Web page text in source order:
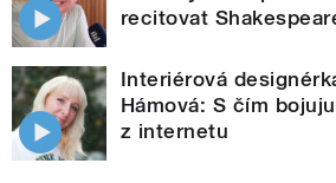
recitovat
Interiérová
Hámová: S čím
z internetu